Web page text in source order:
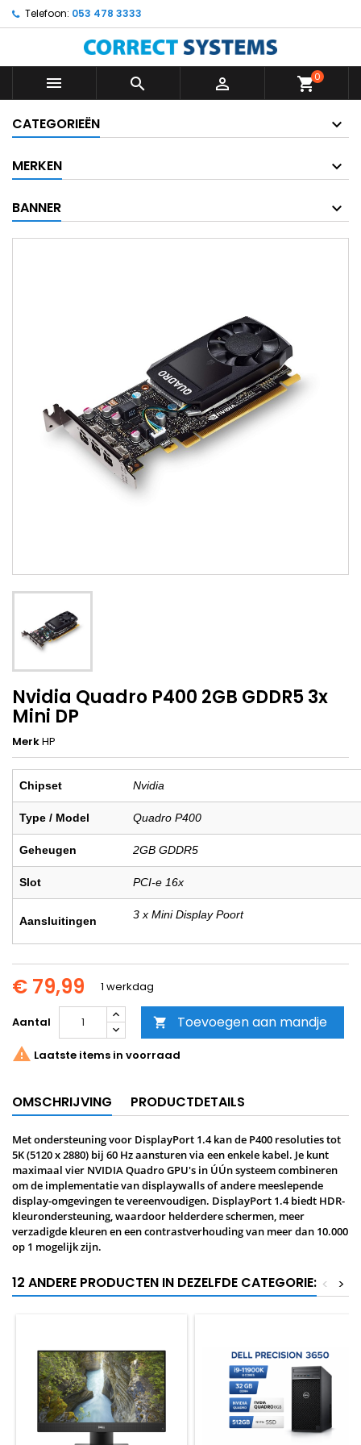
Telefoon: 053 478 3333
   shopping_cart0
CATEGORIEËN
MERKEN
BANNER
Nvidia Quadro P400 2GB GDDR5 3x
Mini DP
MerkHP
Chipset Nvidia
Type / Model Quadro P400
Geheugen 2GB GDDR5
Slot PCI-e 16x
Aansluitingen 3 x Mini Display Poort
€ 79,99 1 werkdag
Aantal  Toevoegen aan mandje
 Laatste items in voorraad
OMSCHRIJVING PRODUCTDETAILS
Met ondersteuning voor DisplayPort 1.4 kan de P400 resoluties tot
5K (5120 x 2880) bij 60 Hz aansturen via een enkele kabel. Je kunt
maximaal vier NVIDIA Quadro GPU's in ÚÚn systeem combineren
om de implementatie van displaywalls of andere meeslepende
display-omgevingen te vereenvoudigen. DisplayPort 1.4 biedt HDR-
kleurondersteuning, waardoor helderdere schermen, meer
verzadigde kleuren en een contrastverhouding van meer dan 10.000
op 1 mogelijk zijn.
12 ANDERE PRODUCTEN IN DEZELFDE CATEGORIE: >
<